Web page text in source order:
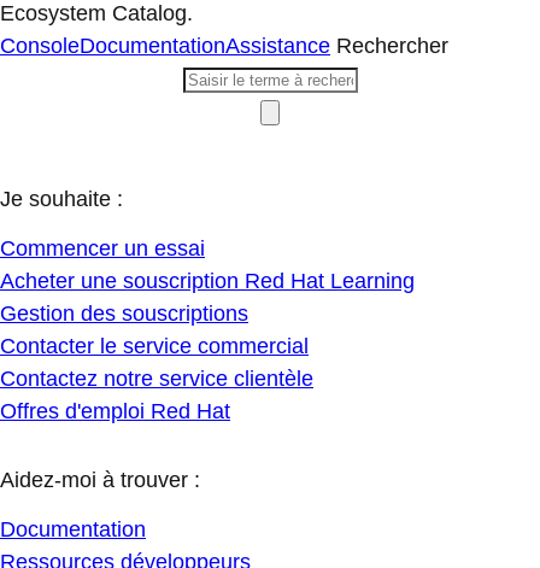
Ecosystem Catalog.
ConsoleDocumentationAssistance Rechercher
Je souhaite :
Commencer un essai
Acheter une souscription Red Hat Learning
Gestion des souscriptions
Contacter le service commercial
Contactez notre service clientèle
Offres d'emploi Red Hat
Aidez-moi à trouver :
Documentation
Ressources développeurs